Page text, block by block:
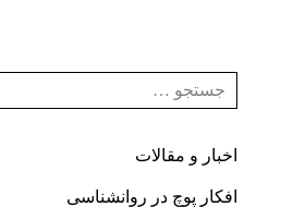
اخبار و مقالات
افکار پوچ در روانشناسی